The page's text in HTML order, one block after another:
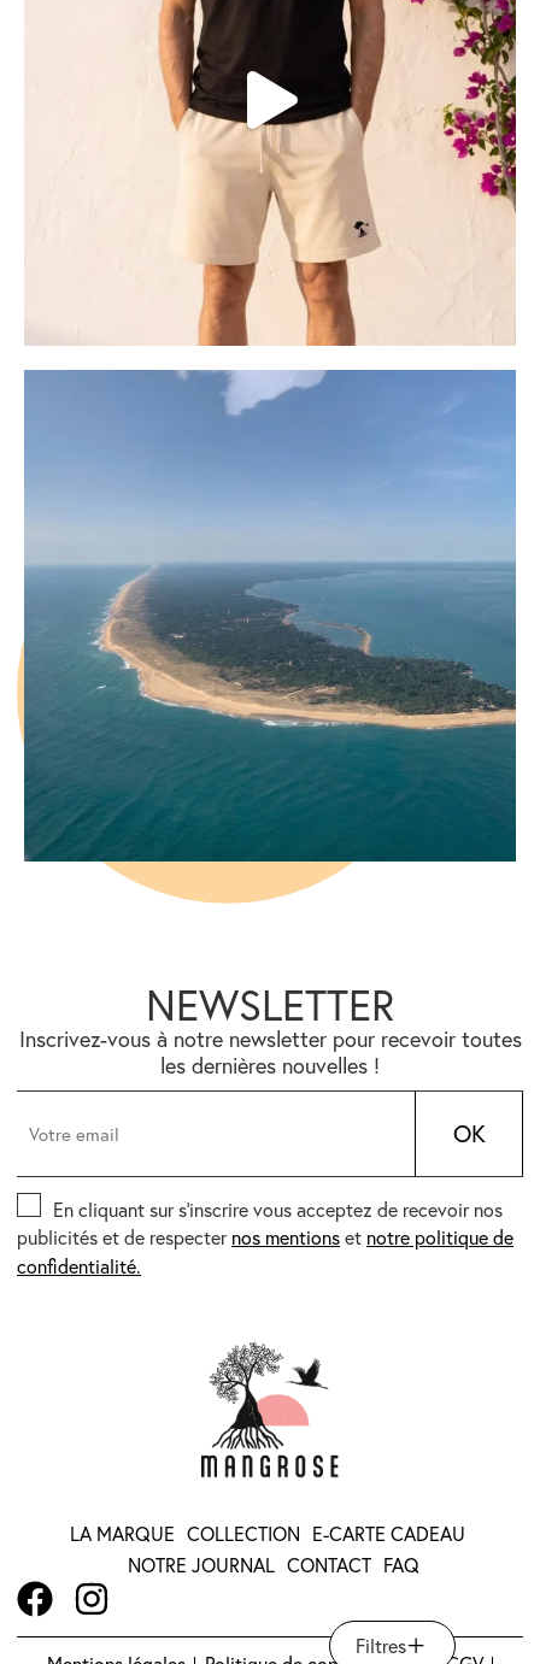
Filtres
NEWSLETTER
Inscrivez-vous à notre newsletter pour recevoir toutes
les dernières nouvelles !
En cliquant sur s’inscrire vous acceptez de recevoir nos
publicités et de respecter nos mentions et notre politique de
confidentialité.
OK
LA MARQUE COLLECTION E-CARTE CADEAU
NOTRE JOURNAL CONTACT FAQ